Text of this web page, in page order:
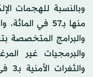
وبالنسبة للهجمات